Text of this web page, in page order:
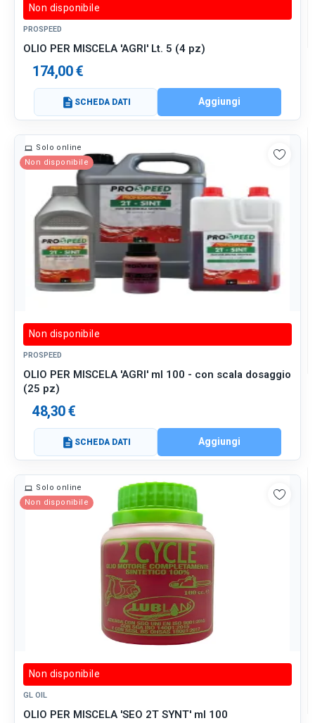
Non disponibile
PROSPEED
OLIO PER MISCELA 'AGRI' Lt. 5 (4 pz)
174,00 €
description SCHEDA DATI Aggiungi
Solo online
Non disponibile
Non disponibile
PROSPEED
OLIO PER MISCELA 'AGRI' ml 100 - con scala dosaggio
(25 pz)
48,30 €
description SCHEDA DATI Aggiungi
Solo online
Non disponibile
Non disponibile
GL OIL
OLIO PER MISCELA 'SEO 2T SYNT' ml 100